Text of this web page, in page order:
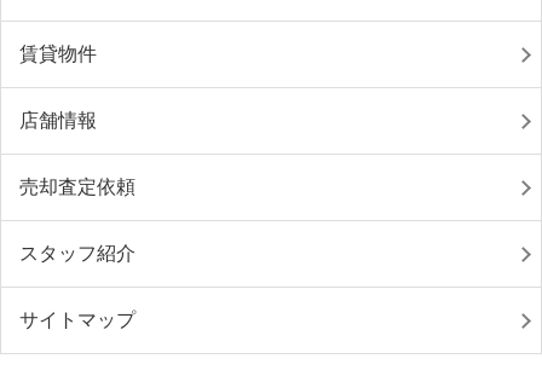
賃貸物件
店舗情報
売却査定依頼
スタッフ紹介
サイトマップ